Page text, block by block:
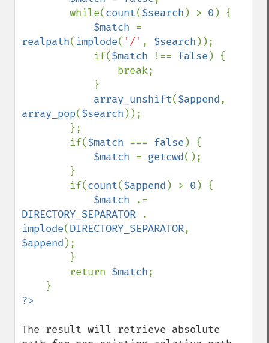
        while(
count($search ) > 0 ) {
$match
realpath( implode( '/' , $search ));
            if(
$match !== false ) {
array_unshift($append
array_pop($search ));
        if(
$match === false ) {
$match = getcwd();
        if(
count($append ) > 0 ) {
$match
DIRECTORY_SEPARATOR
implode(DIRECTORY_SEPARATOR
$append );
        return
$match;
The result will retrieve absolute